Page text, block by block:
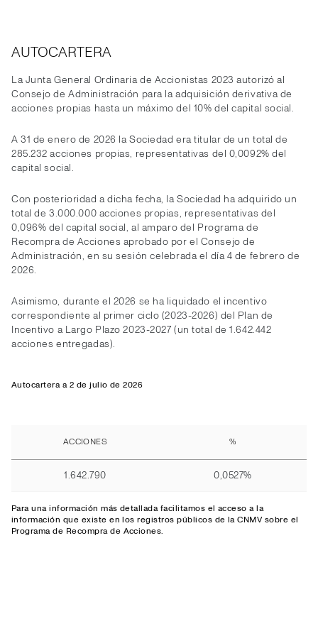
AUTOCARTERA
La Junta General Ordinaria de Accionistas 2023 autorizó al
Consejo de Administración para la adquisición derivativa de
acciones propias hasta un máximo del 10% del capital social.
A 31 de enero de 2026 la Sociedad era titular de un total de
285.232 acciones propias, representativas del 0,0092% del
capital social.
Con posterioridad a dicha fecha, la Sociedad ha adquirido un
total de 3.000.000 acciones propias, representativas del
0,096% del capital social, al amparo del Programa de
Recompra de Acciones aprobado por el Consejo de
Administración, en su sesión celebrada el día 4 de febrero de
2026.
Asimismo, durante el 2026 se ha liquidado el incentivo
correspondiente al primer ciclo (2023-2026) del Plan de
Incentivo a Largo Plazo 2023-2027 (un total de 1.642.442
acciones entregadas).
Autocartera a 2 de julio de 2026
ACCIONES %
1.642.790 0,0527%
Para una información más detallada facilitamos el accesoa la
información que existe en los registros públicos de la CNMV sobre el
Programa de Recompra de Acciones.